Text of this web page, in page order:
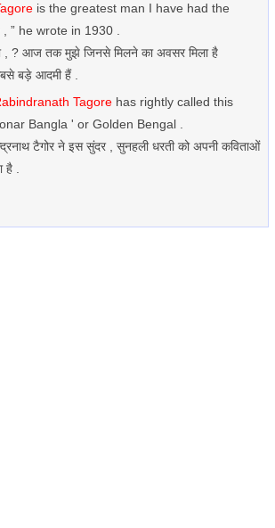
is the greatest man I have had the
” he wrote in 1930 .
, ? आज तक मुझे जिनसे मिलने का अवसर मिला है
बड़े आदमी हैं .
Tagore has rightly called this
Bangla ' or Golden Bengal .
टैगोर ने इस सुंदर , सुनहली धरती को अपनी कविताओं
.